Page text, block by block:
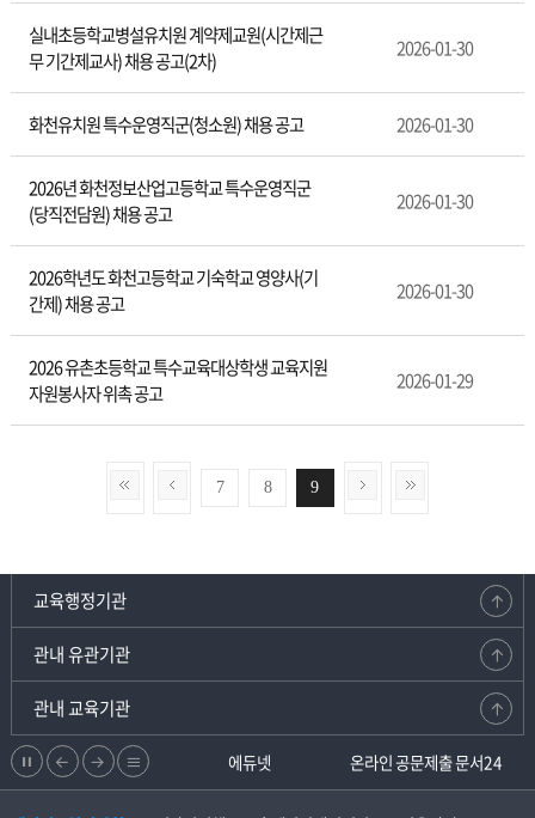
실내초등학교병설유치원 계약제교원(시간제근
무 기간제교사) 채용 공고(2차)
2026-01-30
화천유치원 특수운영직군(청소원) 채용 공고 2026-01-30
2026년 화천정보산업고등학교 특수운영직군
(당직전담원) 채용 공고
2026-01-30
2026학년도 화천고등학교 기숙학교 영양사(기
간제) 채용 공고
2026-01-30
2026 유촌초등학교 특수교육대상학생 교육지원
자원봉사자 위촉 공고
2026-01-29
7 8 9
교육행정기관
관내 유관기관
관내 교육기관
정
지
이
전
다
음
리
스
강원교육청지부 에듀넷 온라인 공문제출 문서24